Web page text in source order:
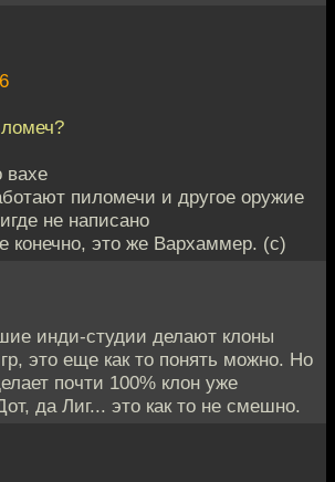
вахе
пиломечи и другое оружие
не написано
конечно, это же Вархаммер. (c)
инди-студии делают клоны
это еще как то понять можно. Но
почти 100% клон уже
да Лиг... это как то не смешно.